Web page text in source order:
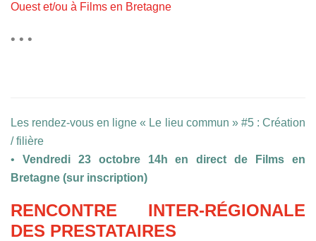
Ouest et/ou à Films en Bretagne
• • •
Les rendez-vous en ligne « Le lieu commun » #5 : Création
/ filière
• Vendredi 23 octobre 14h en direct de Films en
Bretagne (sur inscription)
RENCONTRE INTER-RÉGIONALE
DES PRESTATAIRES